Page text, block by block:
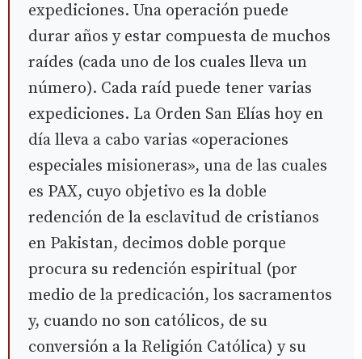
expediciones. Una operación puede
durar años y estar compuesta de muchos
raídes (cada uno de los cuales lleva un
número). Cada raíd puede tener varias
expediciones. La Orden San Elías hoy en
día lleva a cabo varias «operaciones
especiales misioneras», una de las cuales
es PAX, cuyo objetivo es la doble
redención de la esclavitud de cristianos
en Pakistan, decimos doble porque
procura su redención espiritual (por
medio de la predicación, los sacramentos
y, cuando no son católicos, de su
conversión a la Religión Católica) y su